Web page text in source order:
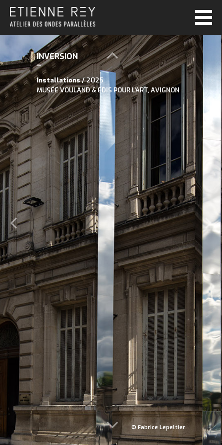
© Fabrice Lepeltier
INVERSION
Installations/ 2025
MUSÉE VOULAND & EDIS POUR L’ART, AVIGNON